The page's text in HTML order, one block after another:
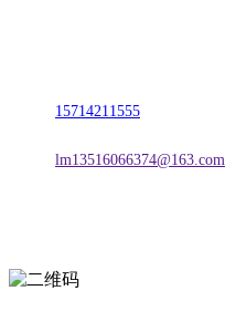
15714211555
lm13516066374@163.com